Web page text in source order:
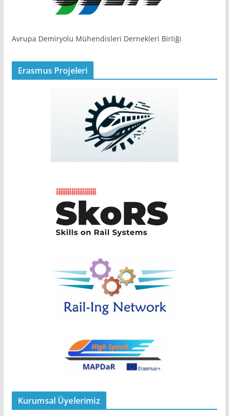
Avrupa Demiryolu Mühendisleri Dernekleri Birliği
Erasmus Projeleri
Kurumsal Üyelerimiz